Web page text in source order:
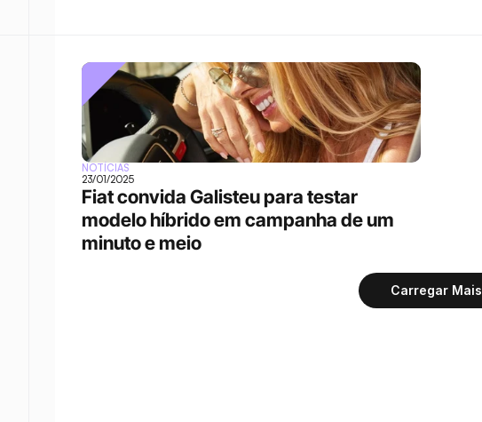
NOTÍCIAS
23/01/2025
Fiat convida Galisteu para testar
modelo híbrido em campanha de um
minuto e meio
Carregar Mais